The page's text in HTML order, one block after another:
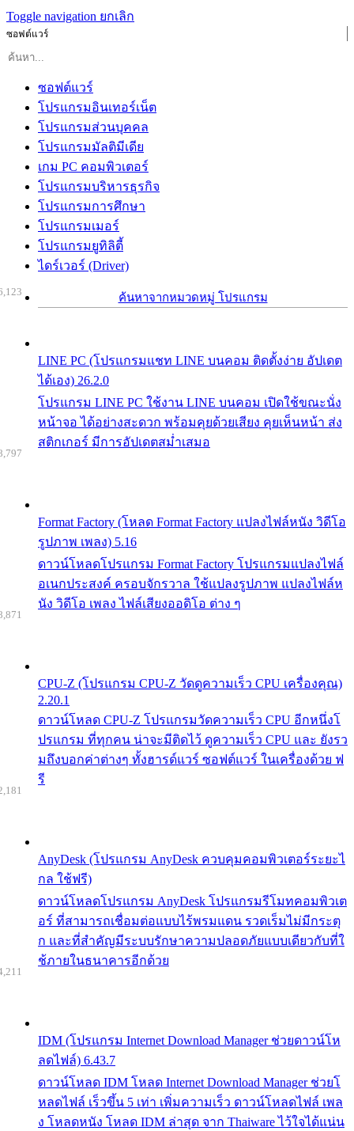
Toggle navigation ยกเลิก
ซอฟต์แวร์
ซอฟต์แวร์
โปรแกรมอินเทอร์เน็ต
โปรแกรมส่วนบุคคล
โปรแกรมมัลติมีเดีย
เกม PC คอมพิวเตอร์
โปรแกรมบริหารธุรกิจ
โปรแกรมการศึกษา
โปรแกรมเมอร์
โปรแกรมยูทิลิตี้
ไดร์เวอร์ (Driver)
ค้นหาจากหมวดหมู่ โปรแกรม
LINE PC (โปรแกรมแชท LINE บนคอม ติดตั้งง่าย อัปเดต
ได้เอง) 26.2.0
โปรแกรม LINE PC ใช้งาน LINE บนคอม เปิดใช้ขณะนั่ง
หน้าจอ ได้อย่างสะดวก พร้อมคุยด้วยเสียง คุยเห็นหน้า ส่ง
สติกเกอร์ มีการอัปเดตสม่ำเสมอ
Format Factory (โหลด Format Factory แปลงไฟล์หนัง วิดีโอ
รูปภาพ เพลง) 5.16
ดาวน์โหลดโปรแกรม Format Factory โปรแกรมแปลงไฟล์
อเนกประสงค์ ครอบจักรวาล ใช้แปลงรูปภาพ แปลงไฟล์ห
นัง วิดีโอ เพลง ไฟล์เสียงออดิโอ ต่าง ๆ
CPU-Z (โปรแกรม CPU-Z วัดดูความเร็ว CPU เครื่องคุณ)
2.20.1
ดาวน์โหลด CPU-Z โปรแกรมวัดความเร็ว CPU อีกหนึ่งโ
ปรแกรม ที่ทุกคน น่าจะมีติดไว้ ดูความเร็ว CPU และ ยังรว
มถึงบอกค่าต่างๆ ทั้งฮารด์แวร์ ซอฟต์แวร์ ในเครื่องด้วย ฟ
รี
AnyDesk (โปรแกรม AnyDesk ควบคุมคอมพิวเตอร์ระยะไ
กล ใช้ฟรี)
ดาวน์โหลดโปรแกรม AnyDesk โปรแกรมรีโมทคอมพิวเต
อร์ ที่สามารถเชื่อมต่อแบบไร้พรมแดน รวดเร็มไม่มีกระตุ
ก และที่สำคัญมีระบบรักษาความปลอดภัยแบบเดียวกับที่ใ
ช้ภายในธนาคารอีกด้วย
IDM (โปรแกรม Internet Download Manager ช่วยดาวน์โห
ลดไฟล์) 6.43.7
ดาวน์โหลด IDM โหลด Internet Download Manager ช่วยโ
หลดไฟล์ เร็วขึ้น 5 เท่า เพิ่มความเร็ว ดาวน์โหลดไฟล์ เพล
ง โหลดหนัง โหลด IDM ล่าสุด จาก Thaiware ไว้ใจได้แน่น